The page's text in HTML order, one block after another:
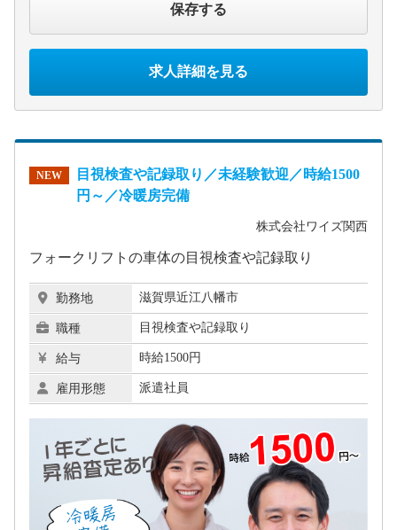
保存する
求人詳細を見る
NEW
目視検査や記録取り／未経験歓迎／時給1500
円～／冷暖房完備
株式会社ワイズ関西
フォークリフトの車体の目視検査や記録取り
勤務地 滋賀県近江八幡市
職種 目視検査や記録取り
給与 時給1500円
雇用形態 派遣社員